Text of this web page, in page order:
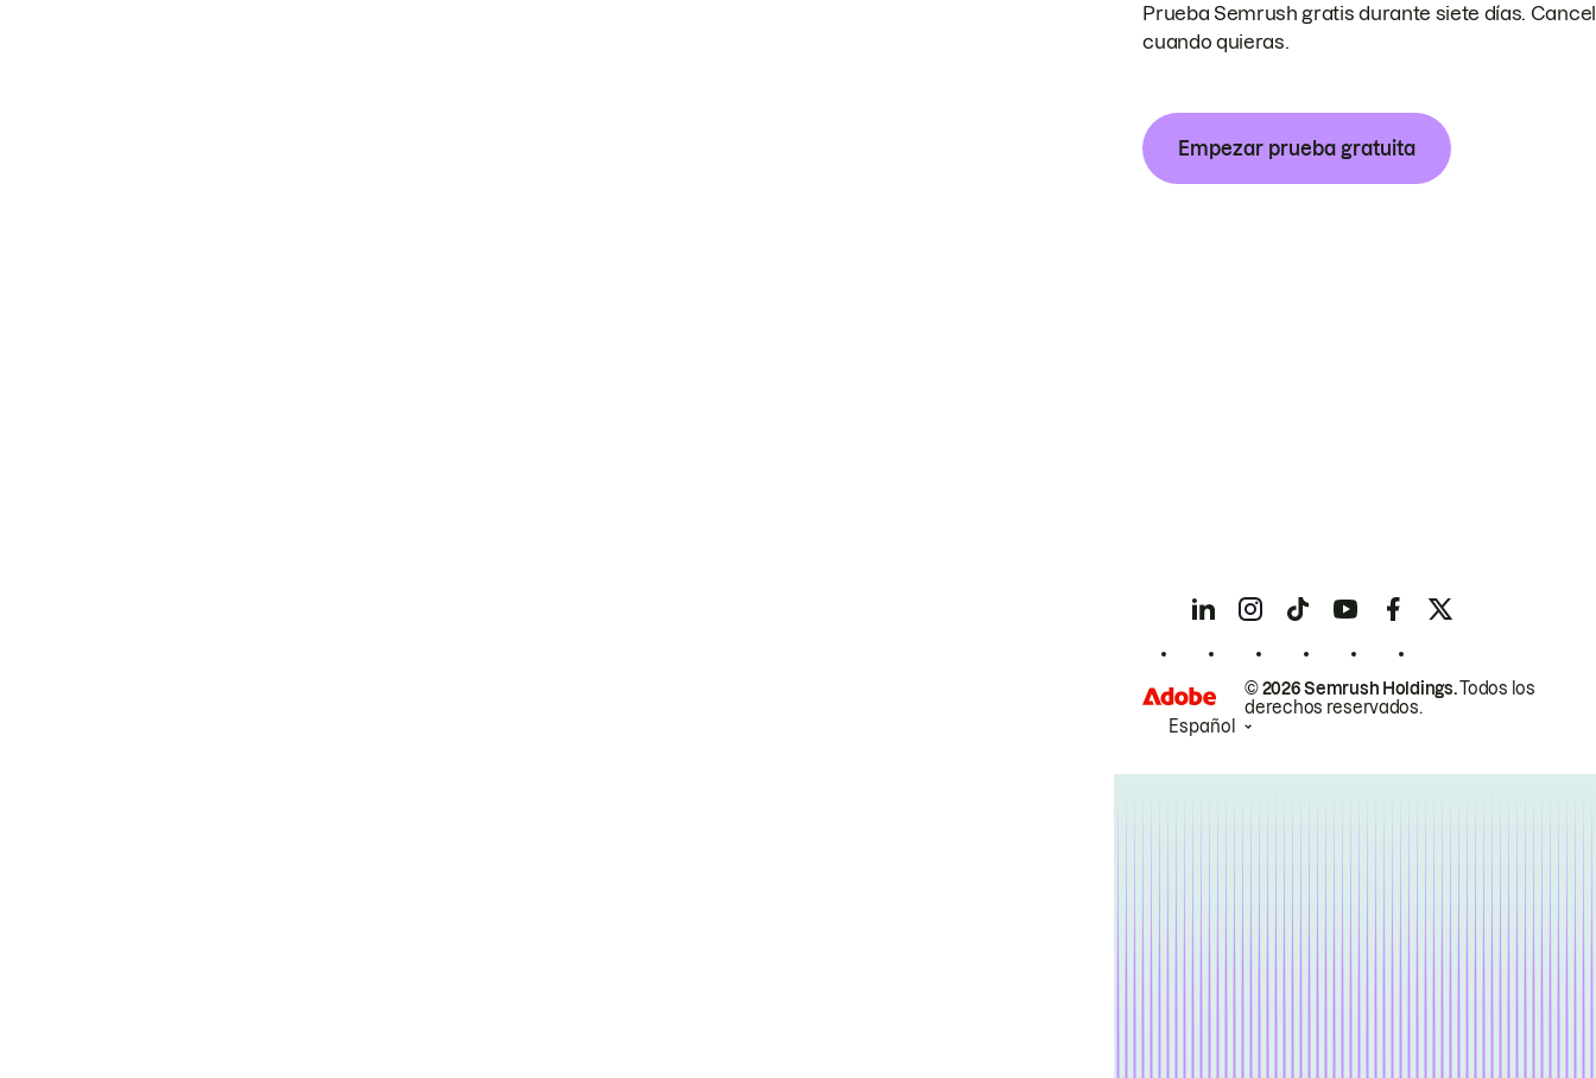
Prueba Semrush gratis durante siete días.
cuando quieras.
Empezar prueba gratuita
© 2026 Semrush Holdings.Todos los
derechos reservados.
Español